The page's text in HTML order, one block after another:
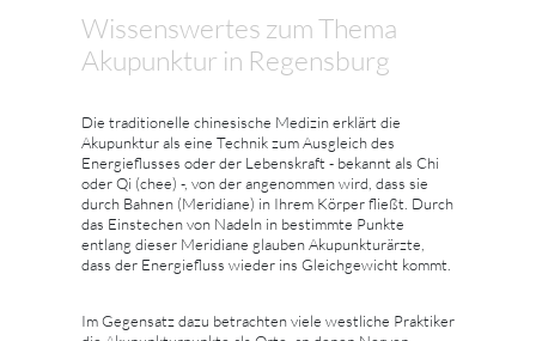
Wissenswertes zum Thema
Akupunktur in Regensburg
Die traditionelle chinesische Medizin erklärt die
Akupunktur als eine Technik zum Ausgleich des
Energieflusses oder der Lebenskraft - bekannt als Chi
oder Qi (chee) -, von der angenommen wird, dass sie
durch Bahnen (Meridiane) in Ihrem Körper fließt. Durch
das Einstechen von Nadeln in bestimmte Punkte
entlang dieser Meridiane glauben Akupunkturärzte,
dass der Energiefluss wieder ins Gleichgewicht kommt.
Im Gegensatz dazu betrachten viele westliche Praktiker